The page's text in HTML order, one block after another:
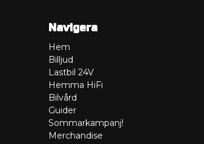
Navigera
Hem
Billjud
Lastbil 24V
Hemma HiFi
Bilvård
Guider
Sommarkampanj!
Merchandise